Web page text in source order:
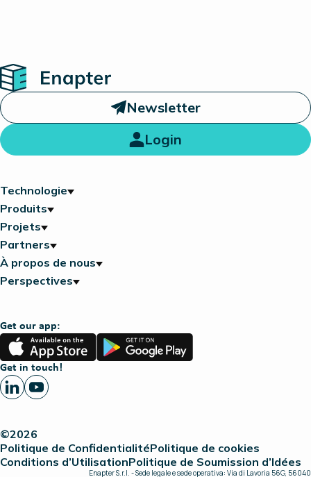
Home
Newsletter
Login
Technologie
Produits
Projets
Partners
À propos de nous
Perspectives
Get our app:
App
Store
Google
Play
Get in touch!
©2026
Politique de ConfidentialitéPolitique de cookies
Conditions d’UtilisationPolitique de Soumission d’Idées
Enapter S.r.l. - Sede legale e sede operativa: Via di Lavoria 56G, 56040